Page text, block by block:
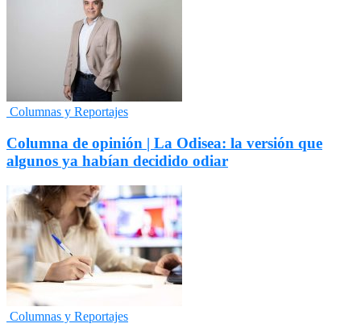
Columnas y Reportajes
Columna de opinión | La Odisea: la versión que
algunos ya habían decidido odiar
Columnas y Reportajes